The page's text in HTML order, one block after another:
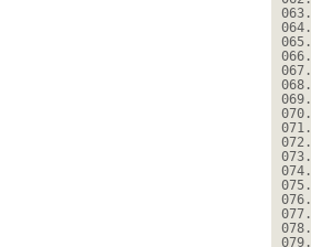
063.
064.
065.
066.
067.
068.
069.
070.
071.
072.
073.
074.
075.
076.
077.
078.
079.